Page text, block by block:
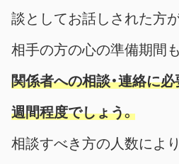
談としてお話しされた方
相手の方の心の準備期間
関係者への相談・連絡に
週間程度でしょう。
相談すべき方の人数によ